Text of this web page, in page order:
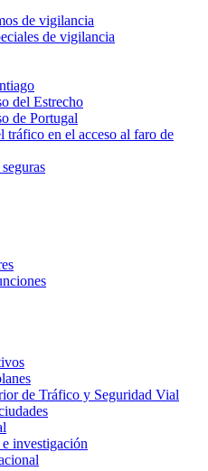
de vigilancia
de vigilancia
del Estrecho
de Portugal
tráfico en el acceso al faro de
de Tráfico y Seguridad Vial
investigación